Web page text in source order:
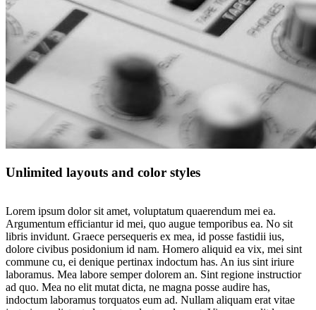
Unlimited layouts and color styles
Lorem ipsum dolor sit amet, voluptatum quaerendum mei ea.
Argumentum efficiantur id mei, quo augue temporibus ea. No sit
libris invidunt. Graece persequeris ex mea, id posse fastidii ius,
dolore civibus posidonium id nam. Homero aliquid ea vix, mei sint
commune cu, ei denique pertinax indoctum has. An ius sint iriure
laboramus. Mea labore semper dolorem an. Sint regione instructior
ad quo. Mea no elit mutat dicta, ne magna posse audire has,
indoctum laboramus torquatos eum ad. Nullam aliquam erat vitae